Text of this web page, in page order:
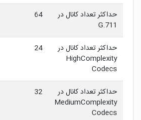
حداکثر تعداد کانال در
G.711
64
حداکثر تعداد کانال در
HighComplexity
Codecs
24
حداکثر تعداد کانال در
MediumComplexity
Codecs
32